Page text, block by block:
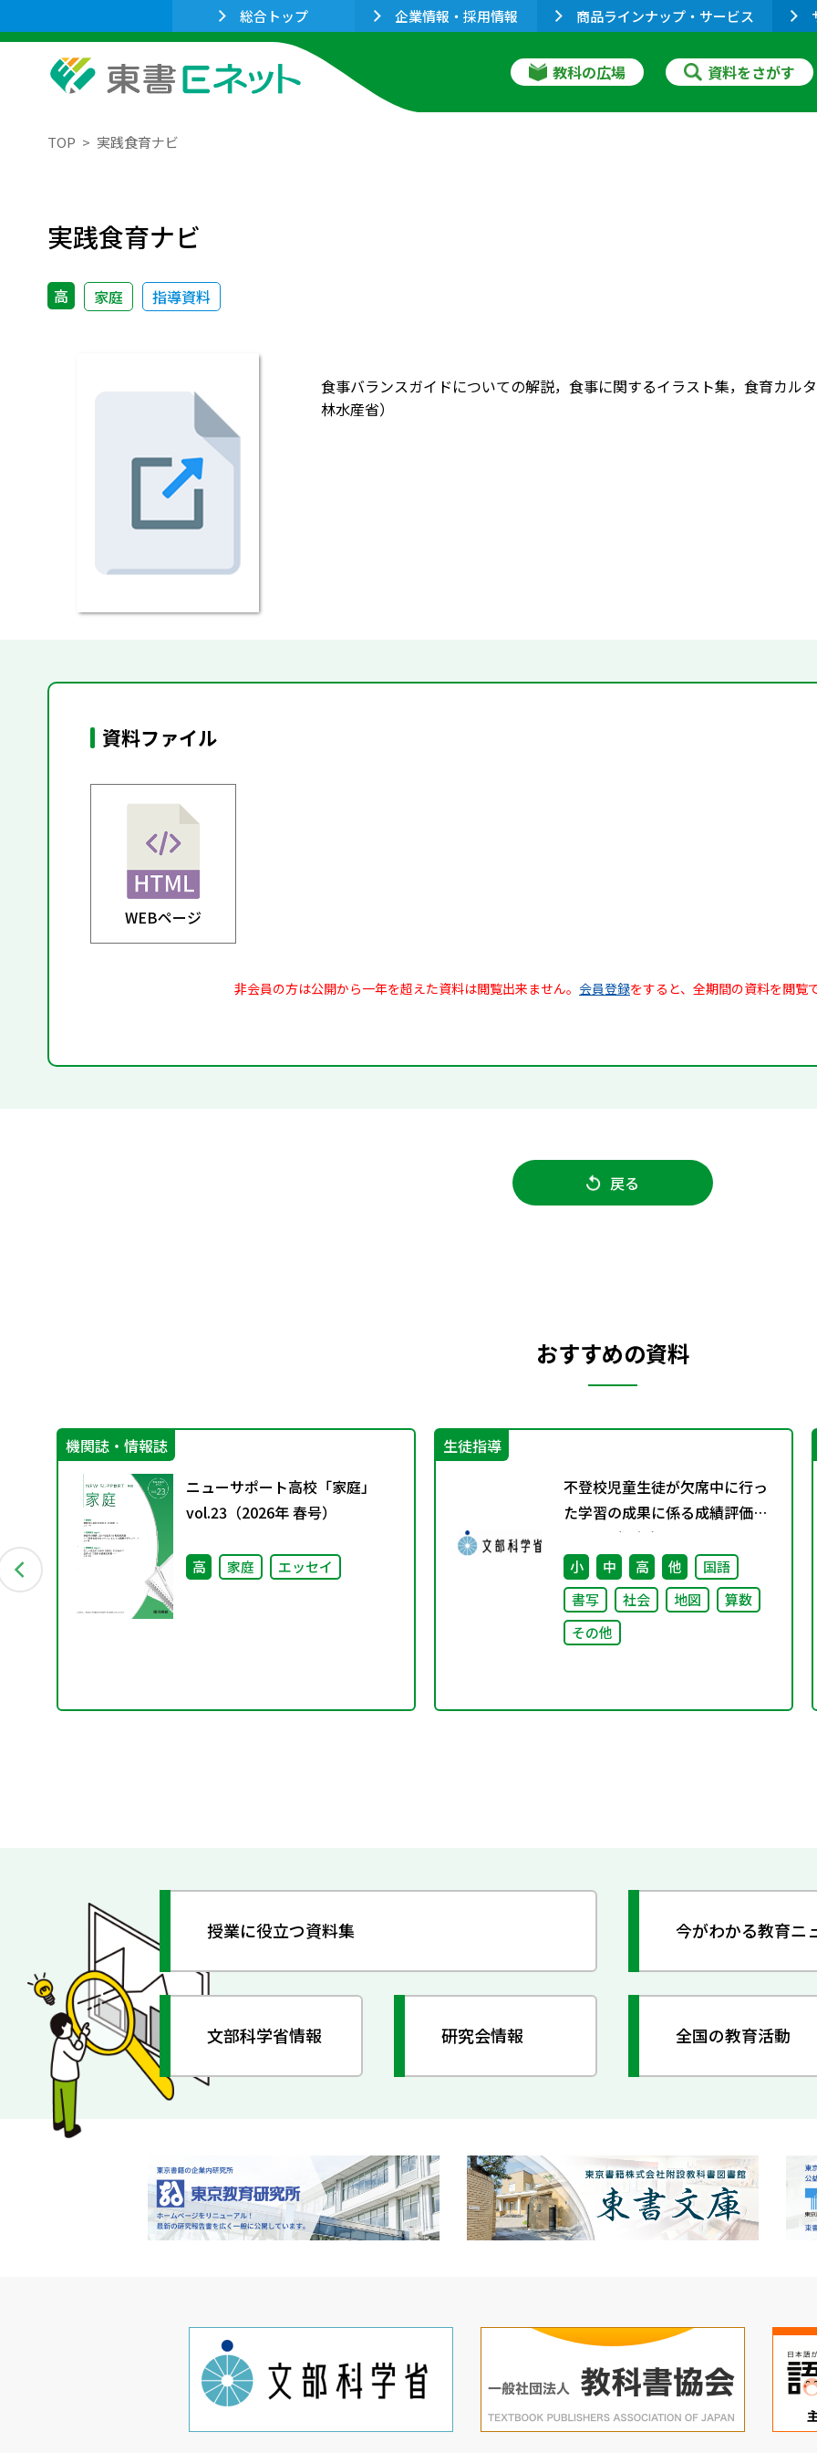
総合トップ 企業情報・採用情報 商品ラインナップ・サービス
教科の広場 資料をさがす
TOP 実践食育ナビ
実践食育ナビ
高 家庭 指導資料
食事バランスガイドについての解説，食事に関するイラスト集，食育カル
林水産省）
資料ファイル
WEBページ
非会員の方は公開から一年を超えた資料は閲覧出来ません。 会員登録をすると、全期間の資料を閲覧
戻る
おすすめの資料
機関誌・情報誌
ニューサポート高校「家庭」
vol.23（2026年 春号）
高 家庭 エッセイ
生徒指導
不登校児童生徒が欠席中に行っ
た学習の成果に係る成績評価に
ついて（通知）
小 中 高 他
国語
書写
社会 地図
算数
その他
授業に役立つ資料集 今がわかる教育ニ
文部科学省情報 研究会情報 全国の教育活動